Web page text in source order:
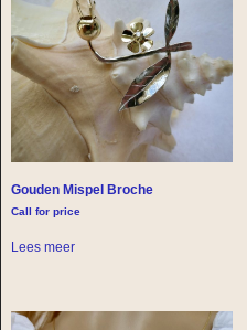
Gouden Mispel Broche
Call for price
Lees meer